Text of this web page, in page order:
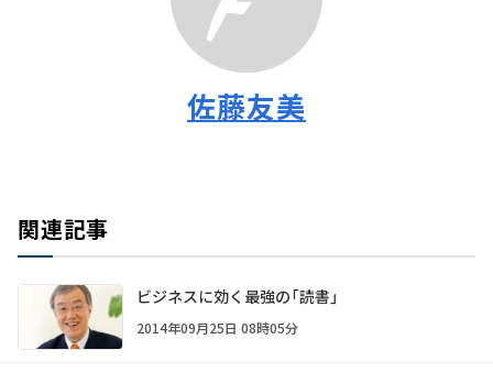
佐藤友美
関連記事
ビジネスに効く最強の「読書」
2014年09月25日 08時05分